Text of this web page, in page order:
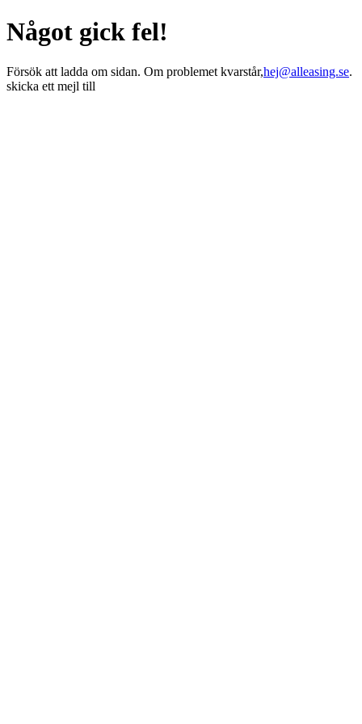
Något gick fel!
Försök att ladda om sidan. Om problemet kvarstår,hej@alleasing.se.
skicka ett mejl till